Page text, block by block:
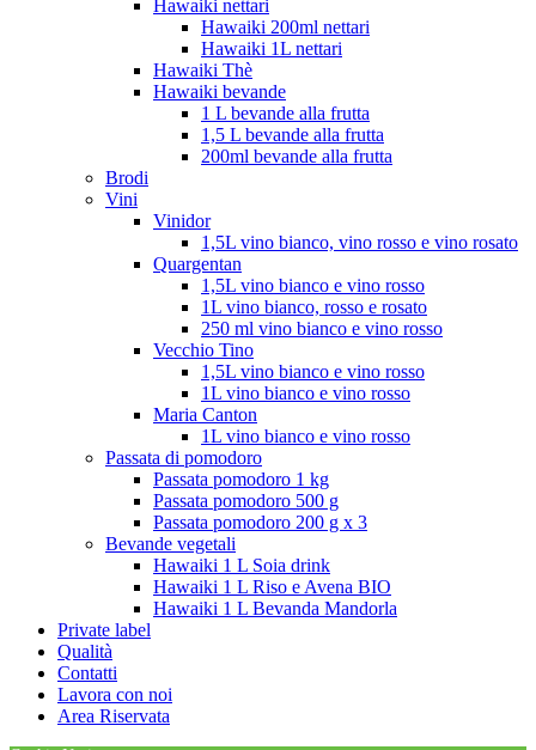
Hawaiki nettari
Hawaiki 200ml nettari
Hawaiki 1L nettari
Hawaiki Thè
Hawaiki bevande
1 L bevande alla frutta
1,5 L bevande alla frutta
200ml bevande alla frutta
Brodi
Vini
Vinidor
1,5L vino bianco, vino rosso e vino rosato
Quargentan
1,5L vino bianco e vino rosso
1L vino bianco, rosso e rosato
250 ml vino bianco e vino rosso
Vecchio Tino
1,5L vino bianco e vino rosso
1L vino bianco e vino rosso
Maria Canton
1L vino bianco e vino rosso
Passata di pomodoro
Passata pomodoro 1 kg
Passata pomodoro 500 g
Passata pomodoro 200 g x 3
Bevande vegetali
Hawaiki 1 L Soia drink
Hawaiki 1 L Riso e Avena BIO
Hawaiki 1 L Bevanda Mandorla
Private label
Qualità
Contatti
Lavora con noi
Area Riservata